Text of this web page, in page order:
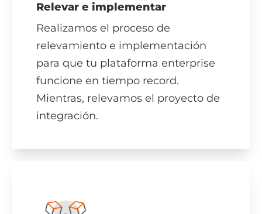
Relevar e implementar
Realizamos el proceso de
relevamiento e implementación
para que tu plataforma enterprise
funcione en tiempo record.
Mientras, relevamos el proyecto de
integración.